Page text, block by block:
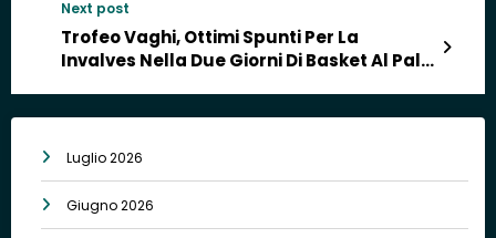
Next post
Trofeo Vaghi, Ottimi Spunti Per La
Invalves Nella Due Giorni Di Basket Al Pala
Luglio 2026
Giugno 2026